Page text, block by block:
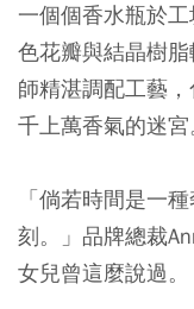
一個個香水瓶於
色花瓣與結晶樹
師精湛調配工藝
千上萬香氣的迷宮
「倘若時間是一
刻。」品牌總裁
女兒曾這麼說過。